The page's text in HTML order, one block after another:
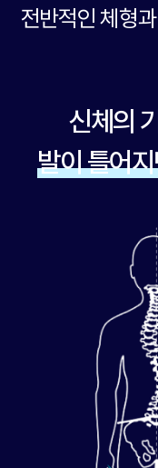
전반적인 체형
신체의
발이 틀어